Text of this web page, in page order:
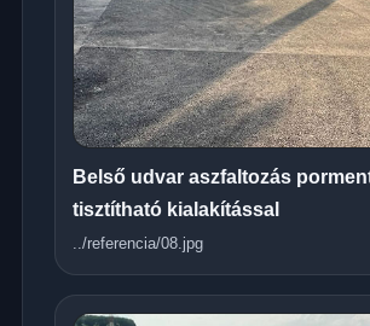
Belső udvar aszfaltozás
tisztítható kialakítással
../referencia/08.jpg